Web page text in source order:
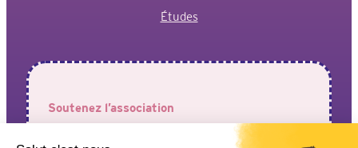
Études
Soutenez l’association
Votre aide est précieuse pour permettre à l’association de